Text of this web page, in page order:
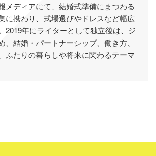
メディアにて、結婚式準備にまつわる
に携わり、式場選びやドレスなど幅広
2019年にライターとして独立後は、ジ
、結婚・パートナーシップ、働き方、
ふたりの暮らしや将来に関わるテーマ